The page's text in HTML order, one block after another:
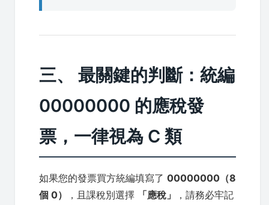
三、 最關鍵的判斷：統編
00000000 的應稅發
票，一律視為 C 類
如果您的發票買方統編填寫了 00000000（8
個 0）
，且課稅別選擇 「應稅」
，請務必牢記